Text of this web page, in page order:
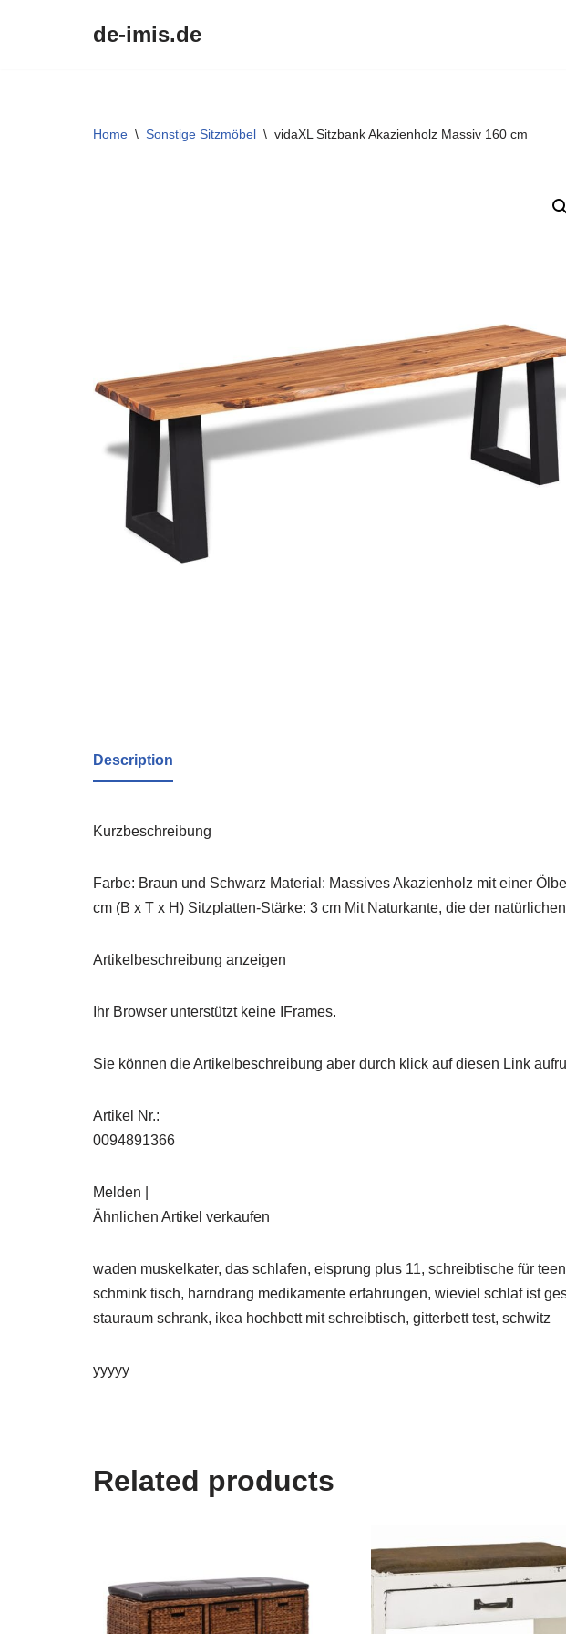
de-imis.de
Home \ Sonstige Sitzmöbel \ vidaXL Sitzbank Akazienholz Massiv 160 cm
Description
Kurzbeschreibung
Farbe: Braun und Schwarz Material: Massives Akazienholz mit einer
cm (B x T x H) Sitzplatten-Stärke: 3 cm Mit Naturkante, die der
Artikelbeschreibung anzeigen
Ihr Browser unterstützt keine IFrames.
Sie können die Artikelbeschreibung aber durch klick auf diesen Link
Artikel Nr.:
0094891366
Melden |
Ähnlichen Artikel verkaufen
waden muskelkater, das schlafen, eisprung plus 11, schreibtische für
schmink tisch, harndrang medikamente erfahrungen, wieviel schlaf ist
stauraum schrank, ikea hochbett mit schreibtisch, gitterbett test, schwitz
yyyyy
Related products